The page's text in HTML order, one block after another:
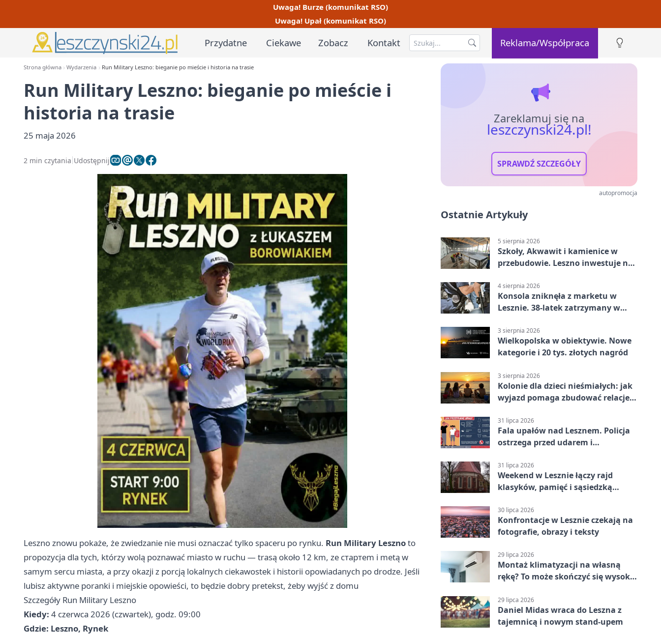
Uwaga! Burze (komunikat RSO)
Uwaga! Upał (komunikat RSO)
Przydatne Ciekawe Zobacz Kontakt Reklama/Współpraca
Strona główna Wydarzenia Run Military Leszno: bieganie po mieście i historia na trasie
Run Military Leszno: bieganie po mieście i
historia na trasie
25 maja 2026
2 min czytania Udostępnij
Leszno znowu pokaże, że zwiedzanie nie musi oznaczać tylko spaceru po rynku. Run Military Lesznoto
propozycja dla tych, którzy wolą poznawać miasto w ruchu — trasą około 12 km, ze стартem i metą w
samym sercu miasta, a przy okazji z porcją lokalnych ciekawostek i historii opowiadanych po drodze. Jeśli
lubisz aktywne poranki i miejskie opowieści, to będzie dobry pretekst, żeby wyjść z domu
Szczegóły Run Military Leszno
Kiedy: 4 czerwca 2026 (czwartek), godz. 09:00
Gdzie: Leszno, Rynek
Zareklamuj się na
leszczynski24.pl!
SPRAWDŹ SZCZEGÓŁY
autopromocja
Ostatnie Artykuły
5 sierpnia 2026
Szkoły, Akwawit i kamienice w
przebudowie. Leszno inwestuje na
4 sierpnia 2026
Konsola zniknęła z marketu w
Lesznie. 38-latek zatrzymany w
3 sierpnia 2026
Wielkopolska w obiektywie. Nowe
kategorie i 20 tys. złotych nagród
3 sierpnia 2026
Kolonie dla dzieci nieśmiałych: jak
wyjazd pomaga zbudować relacje z
31 lipca 2026
Fala upałów nad Lesznem. Policja
ostrzega przed udarem i
31 lipca 2026
Weekend w Lesznie łączy rajd
klasyków, pamięć i sąsiedzką
30 lipca 2026
Konfrontacje w Lesznie czekają na
fotografie, obrazy i teksty
29 lipca 2026
Montaż klimatyzacji na własną
rękę? To może skończyć się wysoką
29 lipca 2026
Daniel Midas wraca do Leszna z
tajemnicą i nowym stand-upem